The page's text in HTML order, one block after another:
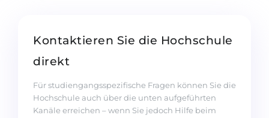
Kontaktieren Sie die Hochschule
direkt
Für studiengangsspezifische Fragen können Sie die
Hochschule auch über die unten aufgeführten
Kanäle erreichen – wenn Sie jedoch Hilfe beim